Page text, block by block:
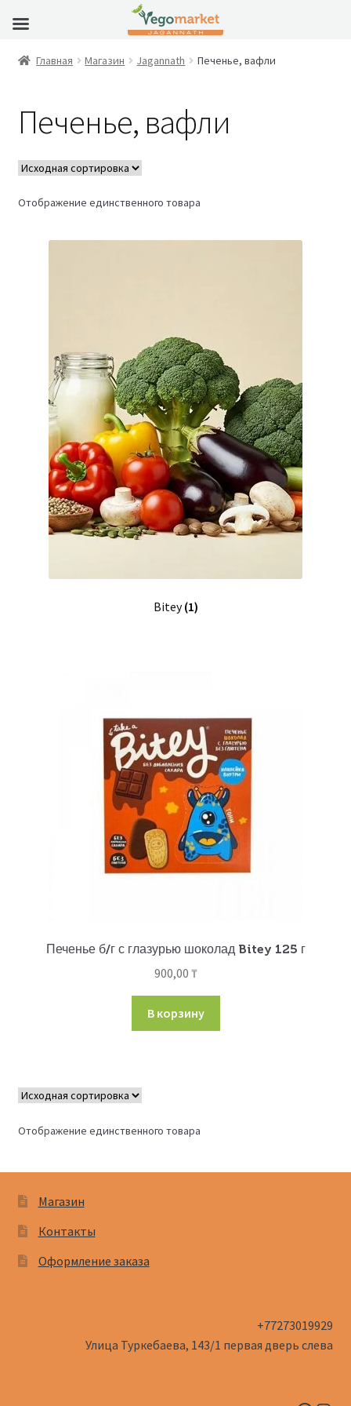
Главная Магазин Jagannath Печенье, вафли
Печенье, вафли
Отображение единственного товара
Bitey(1)
Печенье б/г с глазурью шоколад Bitey 125 г
900,00 ₸
В корзину
Отображение единственного товара
Магазин
Контакты
Оформление заказа
+77273019929
Улица Туркебаева, 143/1​ первая дверь слева